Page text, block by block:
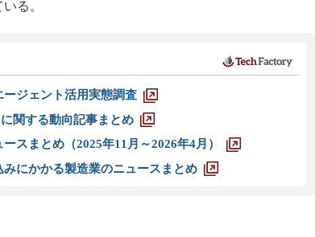
る。
ージェント活用実態調査
関する動向記事まとめ
スまとめ（2025年11月～2026年4月）
にかかる製造業のニュースまとめ